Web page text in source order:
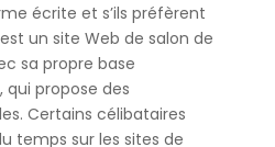
écrite et s’ils préfèrent
un site Web de salon de
sa propre base
qui propose des
Certains célibataires
temps sur les sites de